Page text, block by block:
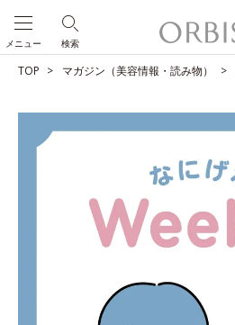
検索
メニュー
TOP マガジン（美容情報・読み物）